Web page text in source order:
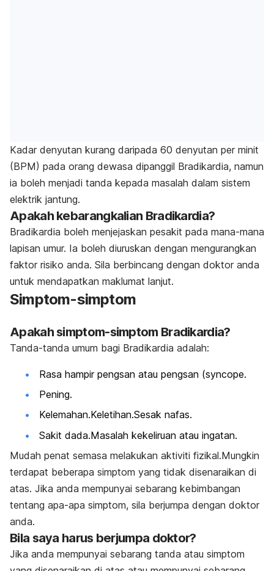
Kadar denyutan kurang daripada 60 denyutan per minit
(BPM) pada orang dewasa dipanggil Bradikardia, namun
ia boleh menjadi tanda kepada masalah dalam sistem
elektrik jantung.
Apakah kebarangkalian Bradikardia?
Bradikardia boleh menjejaskan pesakit pada mana-mana
lapisan umur. Ia boleh diuruskan dengan mengurangkan
faktor risiko anda. Sila berbincang dengan doktor anda
untuk mendapatkan maklumat lanjut.
Simptom-simptom
Apakah simptom-simptom Bradikardia?
Tanda-tanda umum bagi Bradikardia adalah:
Rasa hampir pengsan atau pengsan (syncope.
Pening.
Kelemahan.Keletihan.Sesak nafas.
Sakit dada.Masalah kekeliruan atau ingatan.
Mudah penat semasa melakukan aktiviti fizikal.Mungkin
terdapat beberapa simptom yang tidak disenaraikan di
atas. Jika anda mempunyai sebarang kebimbangan
tentang apa-apa simptom, sila berjumpa dengan doktor
anda.
Bila saya harus berjumpa doktor?
Jika anda mempunyai sebarang tanda atau simptom